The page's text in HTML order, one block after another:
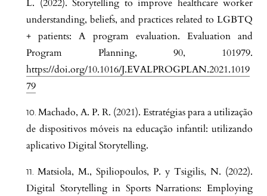
L. (2022). Storytelling to improve healthcare worker
understanding, beliefs, and practices related to LGBTQ
+ patients: A program evaluation. Evaluation and
Program Planning, 90, 101979.
https://doi.org/10.1016/J.EVALPROGPLAN.2021.1019
79
Machado, A. P. R. (2021). Estratégias para a utilização
de dispositivos móveis na educação infantil: utilizando
aplicativo Digital Storytelling.
Matsiola, M., Spiliopoulos, P. y Tsigilis, N. (2022).
Digital Storytelling in Sports Narrations: Employing